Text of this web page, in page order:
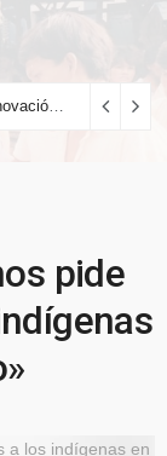
pide